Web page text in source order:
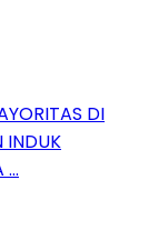
DI
INDUK
…